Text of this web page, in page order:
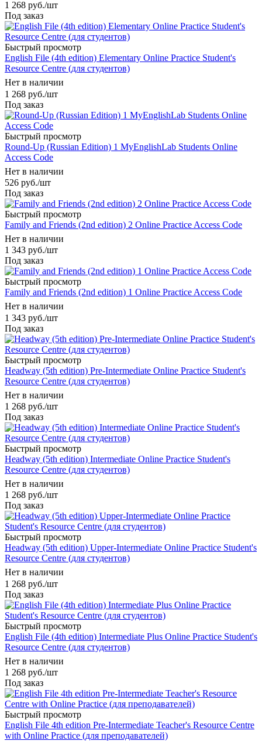
1 268 руб./шт
Под заказ
Быстрый просмотр
English File (4th edition) Elementary Online Practice Student's
Resource Centre (для студентов)
Нет в наличии
1 268 руб./шт
Под заказ
Быстрый просмотр
Round-Up (Russian Edition) 1 MyEnglishLab Students Online
Access Code
Нет в наличии
526 руб./шт
Под заказ
Быстрый просмотр
Family and Friends (2nd edition) 2 Online Practice Access Code
Нет в наличии
1 343 руб./шт
Под заказ
Быстрый просмотр
Family and Friends (2nd edition) 1 Online Practice Access Code
Нет в наличии
1 343 руб./шт
Под заказ
Быстрый просмотр
Headway (5th edition) Pre-Intermediate Online Practice Student's
Resource Centre (для студентов)
Нет в наличии
1 268 руб./шт
Под заказ
Быстрый просмотр
Headway (5th edition) Intermediate Online Practice Student's
Resource Centre (для студентов)
Нет в наличии
1 268 руб./шт
Под заказ
Быстрый просмотр
Headway (5th edition) Upper-Intermediate Online Practice Student's
Resource Centre (для студентов)
Нет в наличии
1 268 руб./шт
Под заказ
Быстрый просмотр
English File (4th edition) Intermediate Plus Online Practice Student's
Resource Centre (для студентов)
Нет в наличии
1 268 руб./шт
Под заказ
Быстрый просмотр
English File 4th edition Pre-Intermediate Teacher's Resource Centre
with Online Practice (для преподавателей)